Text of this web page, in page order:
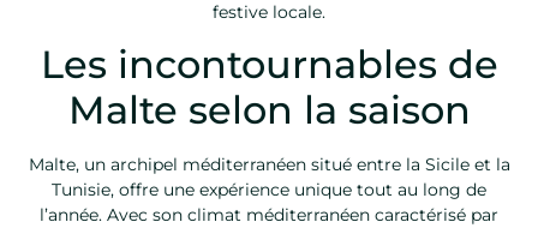
festive locale.
Les incontournables de
Malte selon la saison
Malte, un archipel méditerranéen situé entre la Sicile et la
Tunisie, offre une expérience unique tout au long de
l’année. Avec son climat méditerranéen caractérisé par